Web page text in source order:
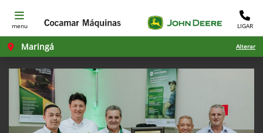
menu LIGAR
Maringá Alterar